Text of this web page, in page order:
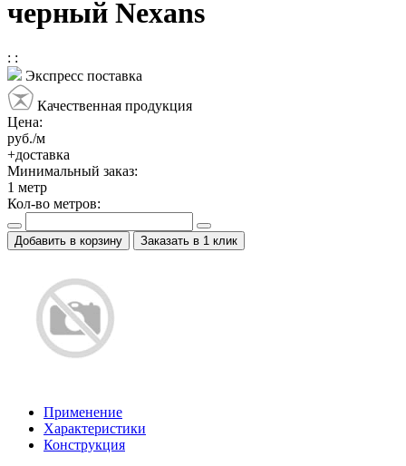
черный Nexans
: :
Экспресс поставка
Качественная продукция
Цена:
руб./м
+доставка
Минимальный заказ:
1 метр
Кол-во метров:
Добавить в корзину Заказать в 1 клик
Применение
Характеристики
Конструкция